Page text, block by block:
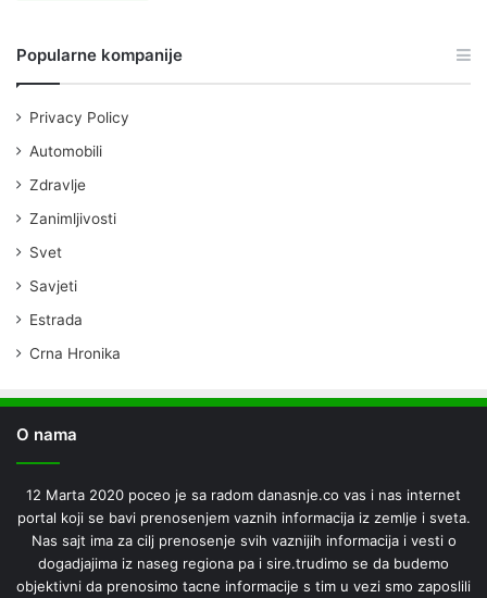
Popularne kompanije
Privacy Policy
Automobili
Zdravlje
Zanimljivosti
Svet
Savjeti
Estrada
Crna Hronika
O nama
12 Marta 2020 poceo je sa radom danasnje.co vas i nas internet
portal koji se bavi prenosenjem vaznih informacija iz zemlje i sveta.
Nas sajt ima za cilj prenosenje svih vaznijih informacija i vesti o
dogadjajima iz naseg regiona pa i sire.trudimo se da budemo
objektivni da prenosimo tacne informacije s tim u vezi smo zaposlili